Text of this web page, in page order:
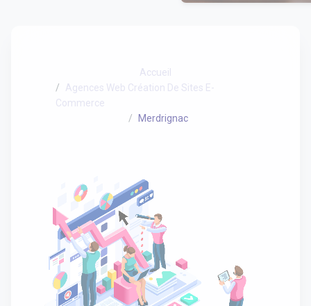
Accueil
Agences Web Création De Sites E-
Commerce
Merdrignac